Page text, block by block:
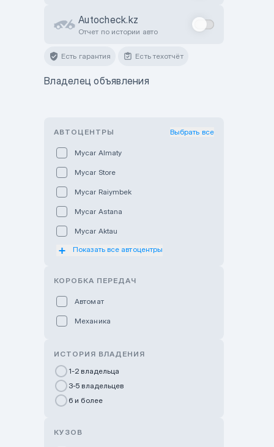
Autocheck.kz
Отчет по истории авто
Есть гарантия Есть техотчёт
Владелец объявления
АВТОЦЕНТРЫ Выбрать все
Mycar Almaty
Mycar Store
Mycar Raiymbek
Mycar Astana
Mycar Aktau
Mycar Uralsk
GWM Nurly Zhol
Chery Astana
Показать все автоцентры
КОРОБКА ПЕРЕДАЧ
Автомат
Механика
ИСТОРИЯ ВЛАДЕНИЯ
1-2 владельца
3-5 владельцев
6 и более
КУЗОВ